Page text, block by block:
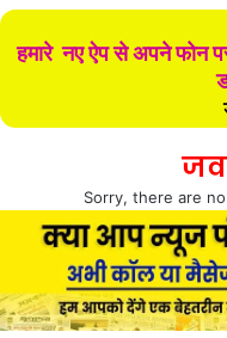
हमारे नए ऐप से अपने फोन
Sorry, there are